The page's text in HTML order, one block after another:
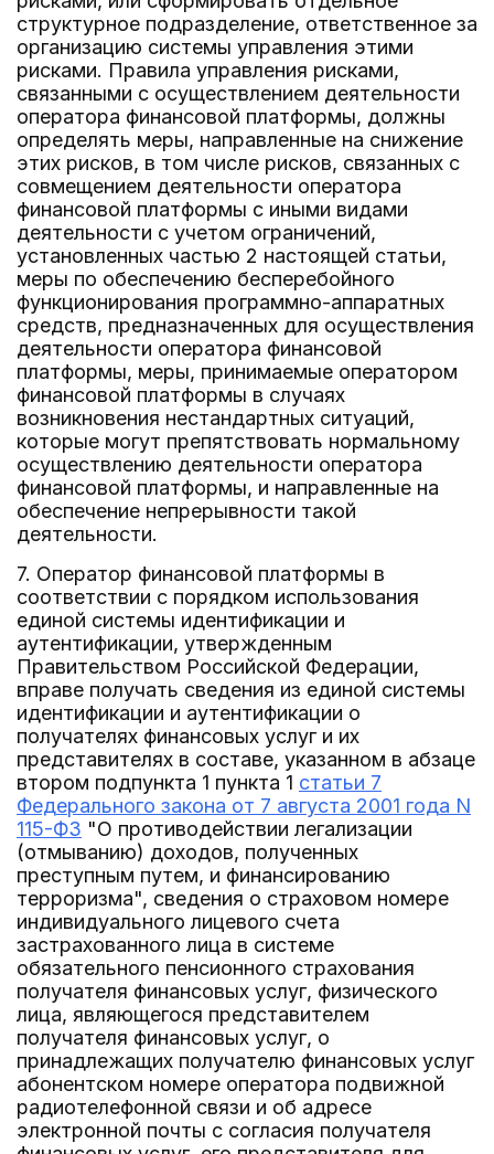
структурное подразделение, ответственное за
организацию системы управления этими
рисками. Правила управления рисками,
связанными с осуществлением деятельности
оператора финансовой платформы, должны
определять меры, направленные на снижение
этих рисков, в том числе рисков, связанных с
совмещением деятельности оператора
финансовой платформы с иными видами
деятельности с учетом ограничений,
установленных частью 2 настоящей статьи,
меры по обеспечению бесперебойного
функционирования программно-аппаратных
средств, предназначенных для осуществления
деятельности оператора финансовой
платформы, меры, принимаемые оператором
финансовой платформы в случаях
возникновения нестандартных ситуаций,
которые могут препятствовать нормальному
осуществлению деятельности оператора
финансовой платформы, и направленные на
обеспечение непрерывности такой
деятельности.
7. Оператор финансовой платформы в
соответствии с порядком использования
единой системы идентификации и
аутентификации, утвержденным
Правительством Российской Федерации,
вправе получать сведения из единой системы
идентификации и аутентификации о
получателях финансовых услуг и их
представителях в составе, указанном в абзаце
втором подпункта 1 пункта 1 статьи 7
Федерального закона от 7 августа 2001 года N
115-ФЗ "О противодействии легализации
(отмыванию) доходов, полученных
преступным путем, и финансированию
терроризма", сведения о страховом номере
индивидуального лицевого счета
застрахованного лица в системе
обязательного пенсионного страхования
получателя финансовых услуг, физического
лица, являющегося представителем
получателя финансовых услуг, о
принадлежащих получателю финансовых услуг
абонентском номере оператора подвижной
радиотелефонной связи и об адресе
электронной почты с согласия получателя